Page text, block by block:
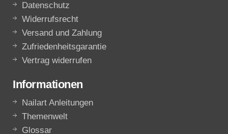
Datenschutz
Widerrufsrecht
Versand und Zahlung
Zufriedenheitsgarantie
Vertrag widerrufen
Informationen
Nailart Anleitungen
Themenwelt
Glossar